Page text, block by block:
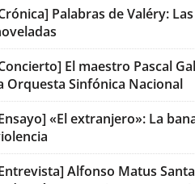
Palabras de Valéry:
El maestro Pascal
Orquesta Sinfónica Nacional
«El extranjero»: La
Alfonso Matus